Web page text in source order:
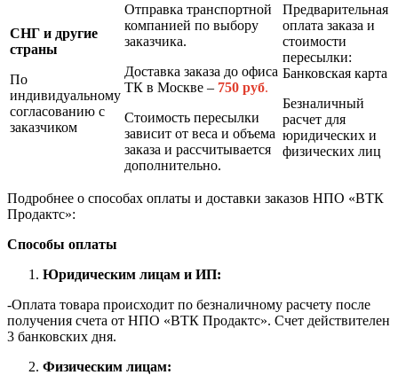
СНГ и другие
страны
По
индивидуальному
согласованию с
заказчиком
Отправка транспортной
компанией по выбору
заказчика.
Доставка заказа до офиса
ТК в Москве – 750 руб.
Стоимость пересылки
зависит от веса и объема
заказа и рассчитывается
дополнительно.
Предварительная
оплата заказа и
стоимости
пересылки:
Банковская карта
Безналичный
расчет для
юридических и
физических лиц
Подробнее о способах оплаты и доставки заказов НПО «ВТК
Продактс»:
Способы оплаты
Юридическим лицам и ИП:
-Оплата товара происходит по безналичному расчету после
получения счета от НПО «ВТК Продактс». Счет действителен
3 банковских дня.
Физическим лицам: